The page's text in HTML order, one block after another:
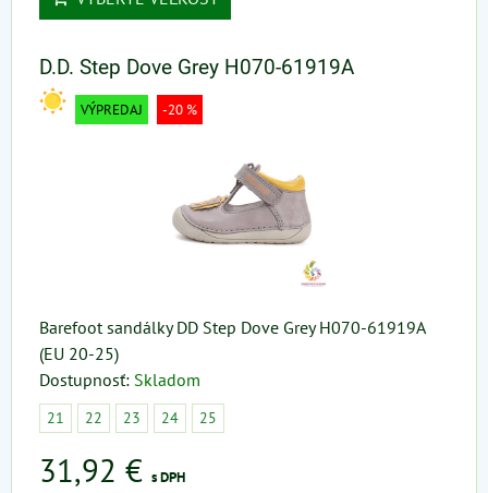
D.D. Step Dove Grey H070-61919A
VÝPREDAJ -20 %
Barefoot sandálky DD Step Dove Grey H070-61919A
(EU 20-25)
Dostupnosť: Skladom
21 22 23 24 25
31,92 € s DPH